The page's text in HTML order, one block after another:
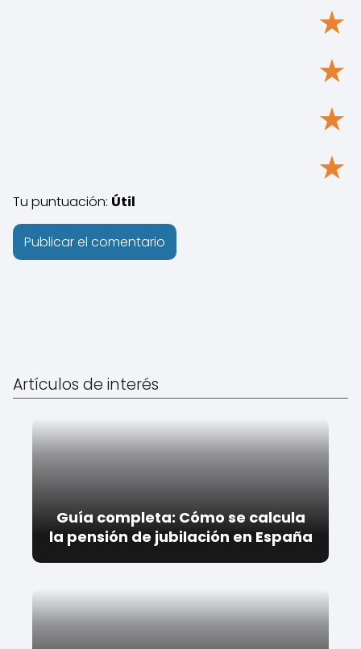
★
★
★
★
Tu puntuación: Útil
Artículos de interés
Guía completa: Cómo se calcula
la pensión de jubilación en España